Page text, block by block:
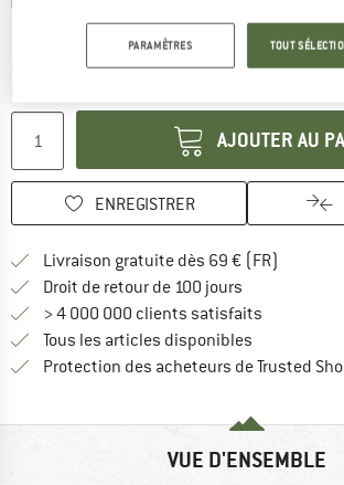
Guide des tailles
Délai de livraison: 3-5 jours ouvrablesLe lien
AJOUTER AU
ENREGISTRER
Livraison gratuite dès 69 € (FR)
Droit de retour de 100 jours
> 4 000 000 clients satisfaits
Tous les articles disponibles
Protection des acheteurs de Trusted
VUE D'ENSEMBLE
PARAMÈTRES TOUT